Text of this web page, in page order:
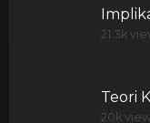
21.3k
Teori
20k